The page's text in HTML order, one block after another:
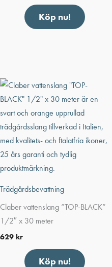
Köp nu!
Trädgårdsbevattning
Claber vattenslang ”TOP-BLACK”
1/2″ x 30 meter
629 kr
Köp nu!